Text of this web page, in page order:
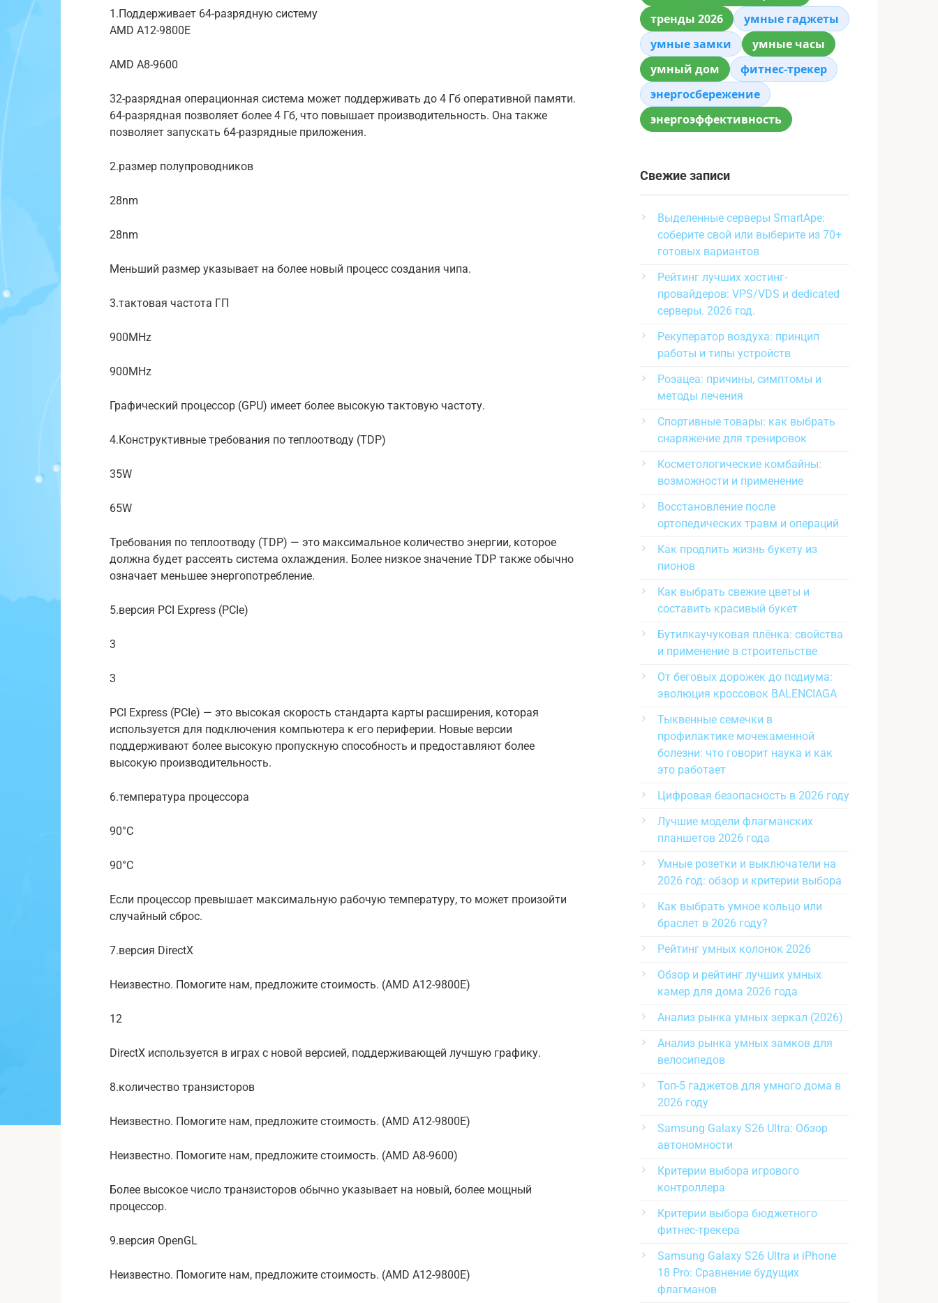
1.Поддерживает 64-разрядную систему
AMD A12-9800E
AMD A8-9600
32-разрядная операционная система может поддерживать до 4 Гб оперативной памяти.
64-разрядная позволяет более 4 Гб, что повышает производительность. Она также
позволяет запускать 64-разрядные приложения.
2.размер полупроводников
28nm
28nm
Меньший размер указывает на более новый процесс создания чипа.
3.тактовая частота ГП
900MHz
900MHz
Графический процессор (GPU) имеет более высокую тактовую частоту.
4.Конструктивные требования по теплоотводу (TDP)
35W
65W
Требования по теплоотводу (TDP) — это максимальное количество энергии, которое
должна будет рассеять система охлаждения. Более низкое значение TDP также обычно
означает меньшее энергопотребление.
5.версия PCI Express (PCIe)
3
3
PCI Express (PCIe) — это высокая скорость стандарта карты расширения, которая
используется для подключения компьютера к его периферии. Новые версии
поддерживают более высокую пропускную способность и предоставляют более
высокую производительность.
6.температура процессора
90°C
90°C
Если процессор превышает максимальную рабочую температуру, то может произойти
случайный сброс.
7.версия DirectX
Неизвестно. Помогите нам, предложите стоимость. (AMD A12-9800E)
12
DirectX используется в играх с новой версией, поддерживающей лучшую графику.
8.количество транзисторов
Неизвестно. Помогите нам, предложите стоимость. (AMD A12-9800E)
Неизвестно. Помогите нам, предложите стоимость. (AMD A8-9600)
Более высокое число транзисторов обычно указывает на новый, более мощный
процессор.
9.версия OpenGL
Неизвестно. Помогите нам, предложите стоимость. (AMD A12-9800E)
тренды 2026
умные гаджеты
умные замки
умные часы
умный дом
фитнес-трекер
энергосбережение
энергоэффективность
Свежие записи
Выделенные серверы SmartApe:
соберите свой или выберите из 70+
готовых вариантов
Рейтинг лучших хостинг-
провайдеров: VPS/VDS и dedicated
серверы. 2026 год.
Рекуператор воздуха: принцип
работы и типы устройств
Розацеа: причины, симптомы и
методы лечения
Спортивные товары: как выбрать
снаряжение для тренировок
Косметологические комбайны:
возможности и применение
Восстановление после
ортопедических травм и операций
Как продлить жизнь букету из
пионов
Как выбрать свежие цветы и
составить красивый букет
Бутилкаучуковая плёнка: свойства
и применение в строительстве
От беговых дорожек до подиума:
эволюция кроссовок BALENCIAGA
Тыквенные семечки в
профилактике мочекаменной
болезни: что говорит наука и как
это работает
Цифровая безопасность в 2026 году
Лучшие модели флагманских
планшетов 2026 года
Умные розетки и выключатели на
2026 год: обзор и критерии выбора
Как выбрать умное кольцо или
браслет в 2026 году?
Рейтинг умных колонок 2026
Обзор и рейтинг лучших умных
камер для дома 2026 года
Анализ рынка умных зеркал (2026)
Анализ рынка умных замков для
велосипедов
Топ-5 гаджетов для умного дома в
2026 году
Samsung Galaxy S26 Ultra: Обзор
автономности
Критерии выбора игрового
контроллера
Критерии выбора бюджетного
фитнес-трекера
Samsung Galaxy S26 Ultra и iPhone
18 Pro: Сравнение будущих
флагманов